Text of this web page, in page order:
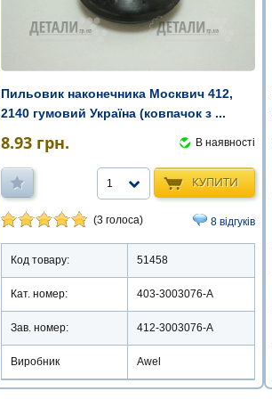
Пильовик наконечника Москвич 412,
2140 гумовий Україна (ковпачок з ...
8.93 грн. В наявності
КУПИТИ
1
(3 голоса) 8 відгуків
Код товару: 51458
Кат. номер: 403-3003076-А
Зав. номер: 412-3003076-А
Виробник Awel